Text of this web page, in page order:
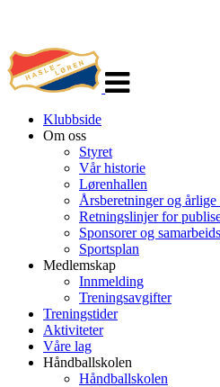
navigasjon
Klubbside
Om oss
Styret
Vår historie
Lørenhallen
Årsberetninger og årlige
Retningslinjer for
Sponsorer og
Sportsplan
Medlemskap
Innmelding
Treningsavgifter
Treningstider
Aktiviteter
Våre lag
Håndballskolen
Håndballskolen